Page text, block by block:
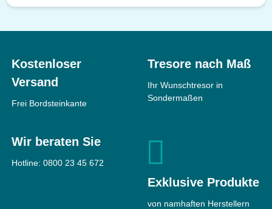
Kostenloser
Versand
Frei Bordsteinkante
Tresore nach Maß
Ihr Wunschtresor in
Sondermaßen
Wir beraten Sie
Hotline: 0800 23 45 672
Exklusive Produkte
von namhaften Herstellern